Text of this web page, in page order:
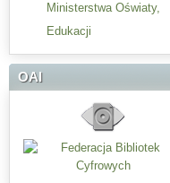
Ministerstwa Oświaty,
Edukacji
OAI